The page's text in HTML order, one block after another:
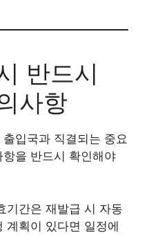
반드시
사항
입국과 직결되는 중요
을 반드시 확인해야
기간은 재발급 시 자동
계획이 있다면 일정에